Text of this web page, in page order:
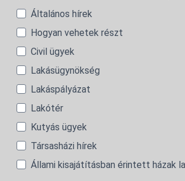
Általános hírek
Hogyan vehetek részt
Civil ügyek
Lakásügynökség
Lakáspályázat
Lakótér
Kutyás ügyek
Társasházi hírek
Állami kisajátításban érintett házak